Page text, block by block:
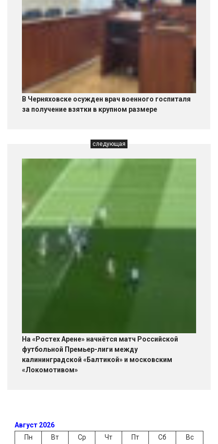
В Черняховске осужден врач военного госпиталя
за получение взятки в крупном размере
следующая
На «Ростех Арене» начнётся матч Российской
футбольной Премьер-лиги между
калининградской «Балтикой» и московским
«Локомотивом»
Август 2026
Пн
Вт Ср Чт Пт Сб Вс